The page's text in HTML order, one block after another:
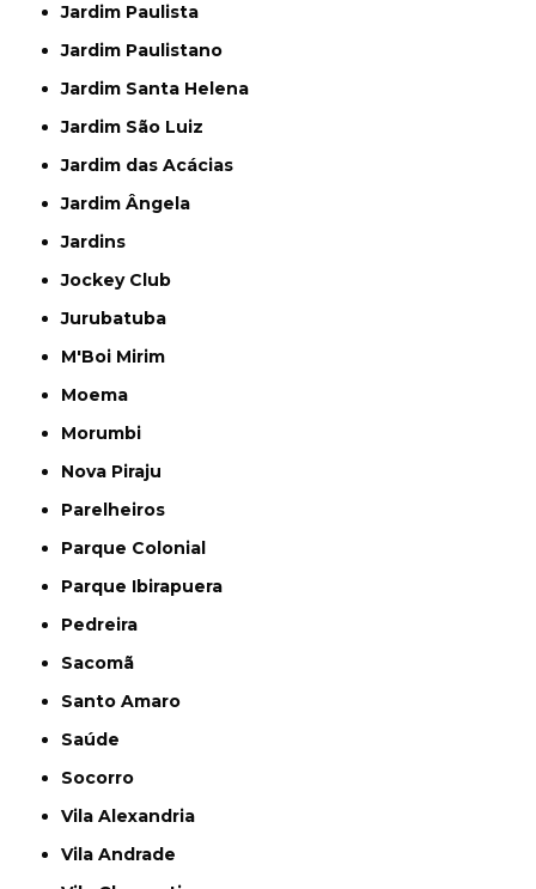
Jardim Paulista
Jardim Paulistano
Jardim Santa Helena
Jardim São Luiz
Jardim das Acácias
Jardim Ângela
Jardins
Jockey Club
Jurubatuba
M'Boi Mirim
Moema
Morumbi
Nova Piraju
Parelheiros
Parque Colonial
Parque Ibirapuera
Pedreira
Sacomã
Santo Amaro
Saúde
Socorro
Vila Alexandria
Vila Andrade